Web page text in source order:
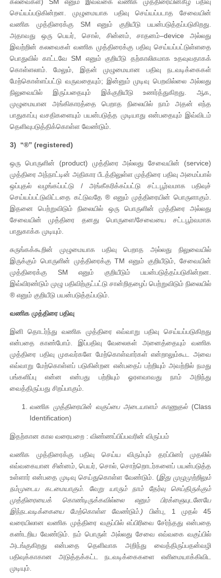
செய்யப்படுகின்றன. முழுமையாக பதிவு செய்யப்படாத சேவையின்
வணிக முத்திரைக்கு SM எனும் குறியீடு பயன்படுத்தப்படுகிறது.
அதாவது ஒரு பெயர், சொல், சின்னம், சாதனம்–device அல்லது
இவற்றின் கலவைகள் வணிக முத்திரைக்கு பதிவு செய்யப்பட்டுள்ளதை
பொதுவில் காட்டவே SM எனும் குறியீடு தற்காலிகமாக உதவுவதாகக்
கொள்ளலாம். மேலும், இதன் முழுமையான பதிவு நடவடிக்கைகள்
மேற்கொள்ளப்பட்டு வருவதையும்; இன்னும் முடிவு பெறவில்லை அல்லது
நிலுவையில் இருப்பதையும் இக்குறியீடு உணர்த்துகிறது. ஆக,
முழுமையான அங்கிகாரத்தை பெறாத நிலையில் நாம் அதன் எந்த
பாதுகாப்பு வசதிகளையும் பயன்படுத்த முடியாது என்பதையும் இவ்விடம்
தெளிவுபடுத்திக்கொள்ள வேண்டும்.
3) “®” (registered)
ஒரு பொருளின் (product) முத்திரை அல்லது சேவையின் (service)
முத்திரை அந்நாட்டின் அதிகார பீடத்திலுள்ள முத்திரை பதிவு அமைப்பால்
ஒப்புதல் வழங்கப்பட்டு / அங்கீகரிக்கப்பட்டு சட்டபூர்வமாக பதிவுச்
செய்யப்பட்டுவிட்டதை கட்டுவதே ® எனும் முத்திரையின் பொருளாகும்.
இதனை பெற்றுவிடும் நிலையில் ஒரு பொருளின் முத்திரை அல்லது
சேவையின் முத்திரை தனது பொருளை/சேவையை சட்டபூர்வமாக
பாதுகாக்க முடியும்.
சுருங்கக்கூறின் முழுமையாக பதிவு பெறாத அல்லது நிலுவையில்
இருக்கும் பொருளின் முத்திரைக்கு TM எனும் குறியீடும், சேவையின்
முத்திரைக்கு SM எனும் குறியீடும் பயன்படுத்தப்படுகின்றன.
இவ்விரண்டும் முழு பதிவிற்குட்பட்டு சான்றிதழைப் பெற்றுவிடும் நிலையில்
® எனும் குறியீடு பயன்படுத்தப்படும்.
வணிக முத்திரை பதிவு
இனி தொடர்ந்து வணிக முத்திரை எவ்வாறு பதிவு செய்யப்படுகிறது
என்பதை காண்போம். இப்பதிவு வேலைகள் அனைத்தையும் வணிக
முத்திரை பதிவு முகவர்களே மேற்கொள்வார்கள் என்றாலும்கூட அவை
எவ்வாறு மேற்கொள்ளப் படுகின்றன என்பதைப் பற்றியும் அவற்றில் நமது
பங்களிப்பு என்ன என்பது பற்றியும் ஓரளவாவது நாம் அறிந்து
வைத்திருப்பது சிறப்பாகும்.
வணிக முத்திரையின் வகுப்பை அடையாளம் காணுதல் (Class
Identification)
இதற்கான கால வரையறை : விண்ணப்பிப்பவரின் விருப்பம்
வணிக முத்திரைக்கு பதிவு செய்ய விரும்பும் தரப்பினர் முதலில்
எவ்வகையான சின்னம், பெயர், சொல், சொற்றொடர்களைப் பயன்படுத்த
உள்ளார் என்பதை முடிவு செய்துகொள்ள வேண்டும். (இது முழுமுற்றிலும்
நம்முடைய கடமையாகும். வேறு யாரும் நாம் தேர்வு செய்திருக்கும்
முத்திரையைக் கொண்டிருக்கவில்லை எனும் பிரக்ஞையுடனேயே
இந்நடவடிக்கையை மேற்கொள்ள வேண்டும்.) பின்பு, 1 முதல் 45
வரையிலான வணிக முத்திரை வகுப்பில் எப்பிரிவை சேர்ந்தது என்பதை
கண்டறிய வேண்டும். நம் பொருள் அல்லது சேவை எவ்வகை வகுப்பில்
அடங்குகிறது என்பதை தெளிவாக அறிந்து வைத்திருப்பதன்வழி
பதிவுக்காகான அடுத்தக்கட்ட நடவடிக்கைகளை எளிமையாக்கிவிட
முடியும்.